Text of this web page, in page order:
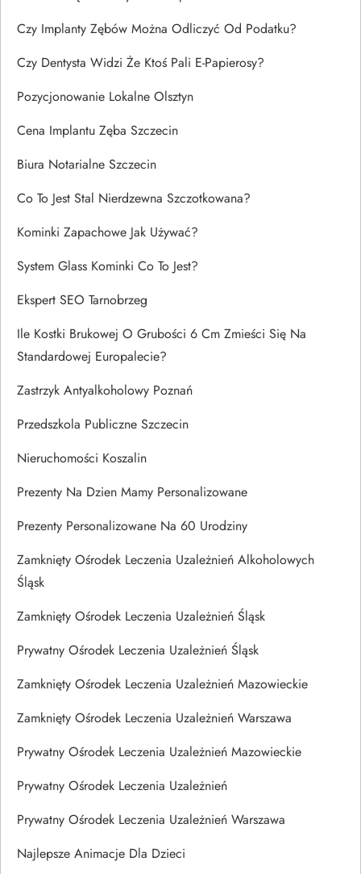
Czy Implanty Zębów Można Odliczyć Od Podatku?
Czy Dentysta Widzi Że Ktoś Pali E-Papierosy?
Pozycjonowanie Lokalne Olsztyn
Cena Implantu Zęba Szczecin
Biura Notarialne Szczecin
Co To Jest Stal Nierdzewna Szczotkowana?
Kominki Zapachowe Jak Używać?
System Glass Kominki Co To Jest?
Ekspert SEO Tarnobrzeg
Ile Kostki Brukowej O Grubości 6 Cm Zmieści Się Na
Standardowej Europalecie?
Zastrzyk Antyalkoholowy Poznań
Przedszkola Publiczne Szczecin
Nieruchomości Koszalin
Prezenty Na Dzien Mamy Personalizowane
Prezenty Personalizowane Na 60 Urodziny
Zamknięty Ośrodek Leczenia Uzależnień Alkoholowych
Śląsk
Zamknięty Ośrodek Leczenia Uzależnień Śląsk
Prywatny Ośrodek Leczenia Uzależnień Śląsk
Zamknięty Ośrodek Leczenia Uzależnień Mazowieckie
Zamknięty Ośrodek Leczenia Uzależnień Warszawa
Prywatny Ośrodek Leczenia Uzależnień Mazowieckie
Prywatny Ośrodek Leczenia Uzależnień
Prywatny Ośrodek Leczenia Uzależnień Warszawa
Najlepsze Animacje Dla Dzieci